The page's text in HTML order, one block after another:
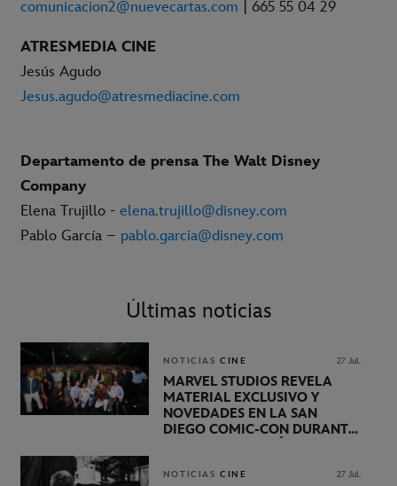
comunicacion2@nuevecartas.com | 665 55 04 29
ATRESMEDIA CINE
Jesús Agudo
Jesus.agudo@atresmediacine.com
Departamento de prensa The Walt Disney
Company
Elena Trujillo - elena.trujillo@disney.com
Pablo García – pablo.garcia@disney.com
Últimas noticias
NOTICIAS CINE 27 Jul.
MARVEL STUDIOS REVELA
MATERIAL EXCLUSIVO Y
NOVEDADES EN LA SAN
DIEGO COMIC-CON DURANTE
NOTICIAS CINE 27 Jul.